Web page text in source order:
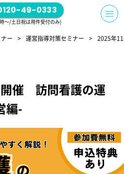
49-0333
～/土日祝は用件受付のみ)
ー 運営指導対策セミナー 2025年
催 訪問看護の運
編-